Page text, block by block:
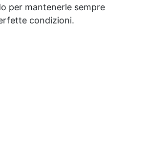
per mantenerle sempre
condizioni.